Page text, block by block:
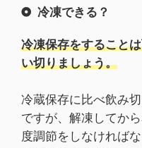
冷凍できる？
冷凍保存をすること
い切りましょう。
冷蔵保存に比べ飲み
ですが、解凍してか
度調節をしなければ